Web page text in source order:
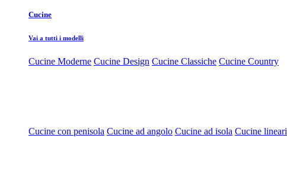
Cucine
Vai a tutti i modelli
Cucine Moderne Cucine Design Cucine Classiche Cucine Country
Cucine con penisola Cucine ad angolo Cucine ad isola Cucine lineari